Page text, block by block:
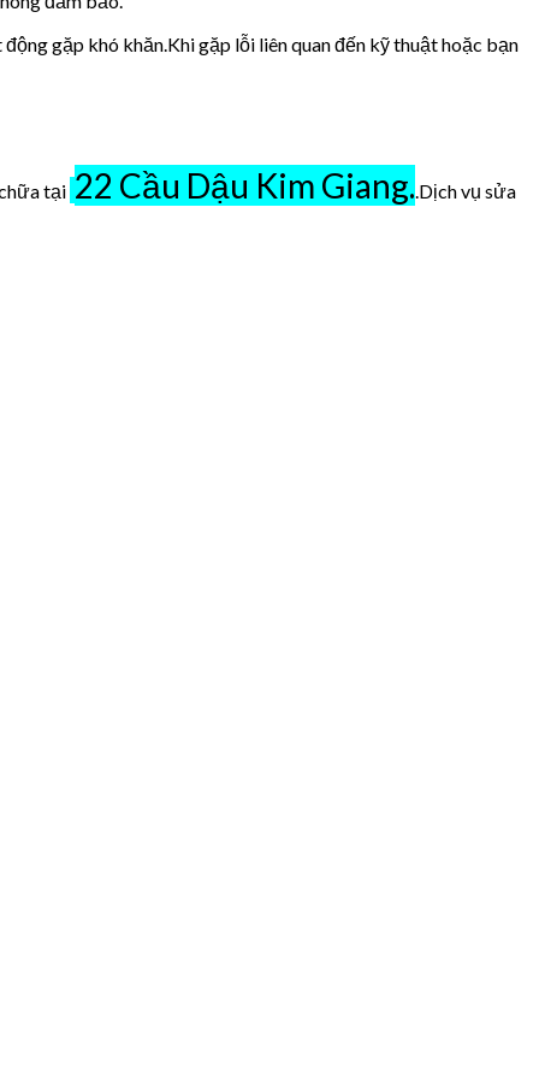
gặp khó khăn.Khi gặp lỗi liên quan đến kỹ thuật hoặc bạn
tại 22 Cầu Dậu Kim Giang. .Dịch vụ sửa